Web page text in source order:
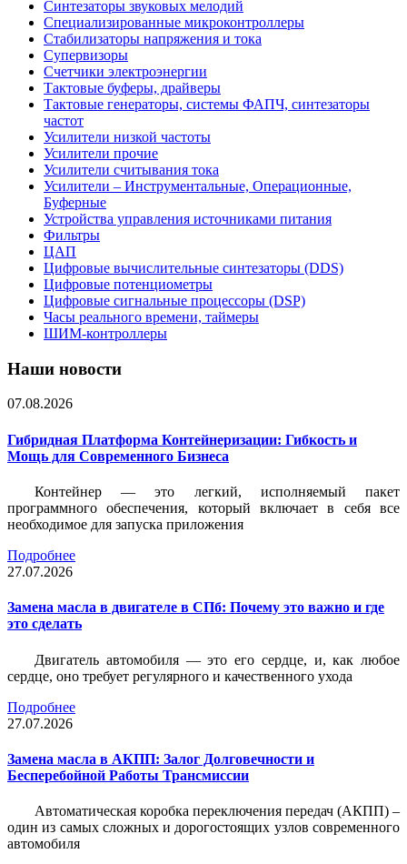
Синтезаторы звуковых мелодий
Специализированные микроконтроллеры
Стабилизаторы напряжения и тока
Супервизоры
Счетчики электроэнергии
Тактовые буферы, драйверы
Тактовые генераторы, системы ФАПЧ, синтезаторы
частот
Усилители низкой частоты
Усилители прочие
Усилители считывания тока
Усилители – Инструментальные, Операционные,
Буферные
Устройства управления источниками питания
Фильтры
ЦАП
Цифровые вычислительные синтезаторы (DDS)
Цифровые потенциометры
Цифровые сигнальные процессоры (DSP)
Часы реального времени, таймеры
ШИМ-контроллеры
Наши новости
07.08.2026
Гибридная Платформа Контейнеризации: Гибкость и
Мощь для Современного Бизнеса
Контейнер — это легкий, исполняемый пакет
программного обеспечения, который включает в себя все
необходимое для запуска приложения
Подробнее
27.07.2026
Замена масла в двигателе в СПб: Почему это важно и где
это сделать
Двигатель автомобиля — это его сердце, и, как любое
сердце, оно требует регулярного и качественного ухода
Подробнее
27.07.2026
Замена масла в АКПП: Залог Долговечности и
Бесперебойной Работы Трансмиссии
Автоматическая коробка переключения передач (АКПП) –
один из самых сложных и дорогостоящих узлов современного
автомобиля